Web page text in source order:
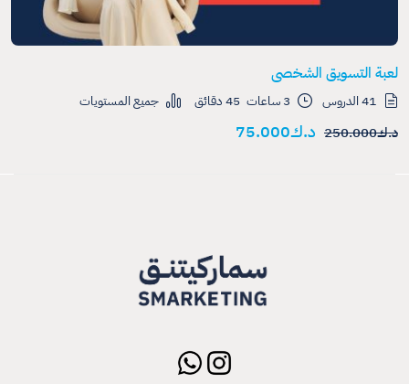
لعبة التسويق الشخصي
3ساعات دقائق جميع المستويات
د.ك250.000 د.ك75.000